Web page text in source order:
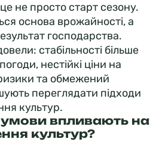
не просто старт сезону.
основа врожайності, а
господарства.
стабільності більше
нестійкі ціни на
та обмежений
переглядати підходи
культур.
умови впливають на
культур?